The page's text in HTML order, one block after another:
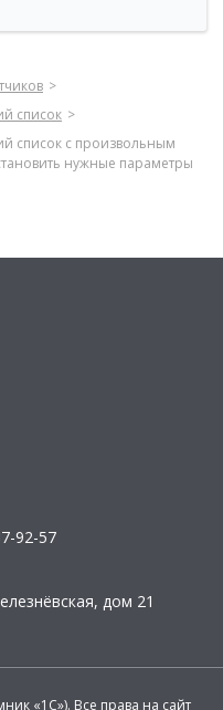
список
список с произвольным
нужные параметры
92-57
дом 21
«1С»). Все права на сайт